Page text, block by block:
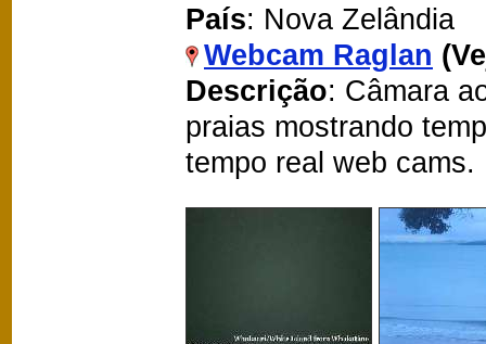
País: Nova Zelândia
Webcam Raglan
Descrição: Câmara
praias mostrando
tempo real web cams.